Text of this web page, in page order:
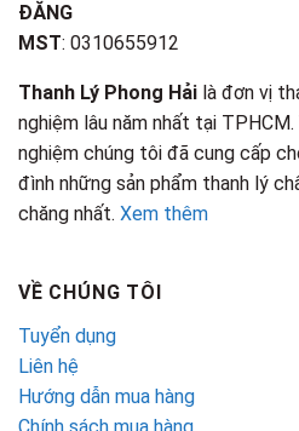
ĐĂNG
MST: 0310655912
Thanh Lý Phong Hải là đơn vị
nghiệm lâu năm nhất tại
nghiệm chúng tôi đã cung cấp
đình những sản phẩm thanh lý
chăng nhất. Xem thêm
VỀ CHÚNG TÔI
Tuyển dụng
Liên hệ
Hướng dẫn mua hàng